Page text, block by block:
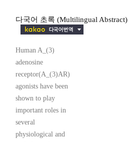
다국어 초록 (Multilingual Abstract)
Human A_(3)
adenosine
receptor(A_(3)AR)
agonists have been
shown to play
important roles in
several
physiological and